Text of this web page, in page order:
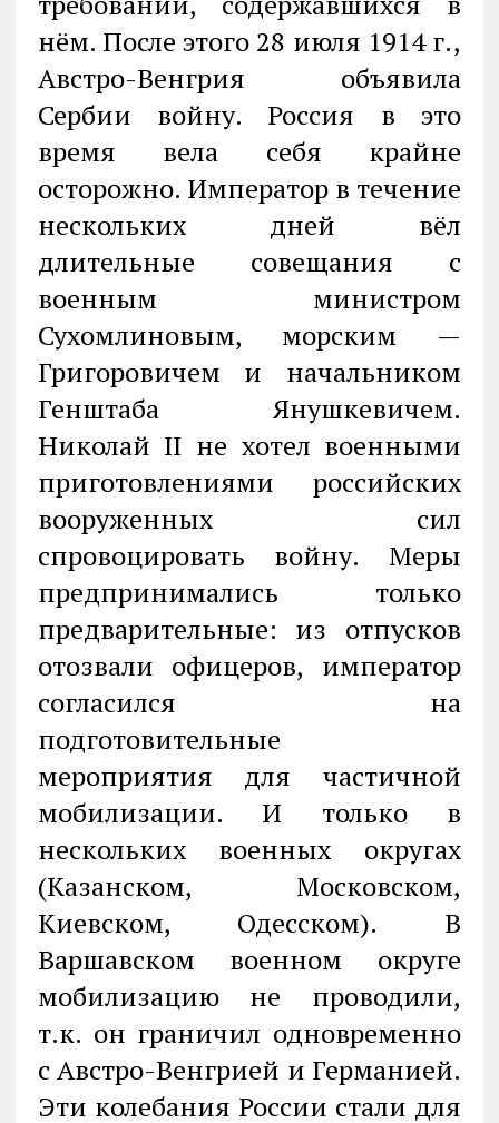
нём. После этого 28 июля 1914 г.,
Австро-Венгрия объявила
Сербии войну. Россия в это
время вела себя крайне
осторожно. Император в течение
нескольких дней вёл
длительные совещания с
военным министром
Сухомлиновым, морским —
Григоровичем и начальником
Генштаба Янушкевичем.
Николай II не хотел военными
приготовлениями российских
вооруженных сил
спровоцировать войну. Меры
предпринимались только
предварительные: из отпусков
отозвали офицеров, император
согласился на
подготовительные
мероприятия для частичной
мобилизации. И только в
нескольких военных округах
(Казанском, Московском,
Киевском, Одесском). В
Варшавском военном округе
мобилизацию не проводили,
т.к. он граничил одновременно
с Австро-Венгрией и Германией.
Эти колебания России стали для